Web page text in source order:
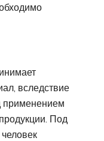
вследствие
применением
Под